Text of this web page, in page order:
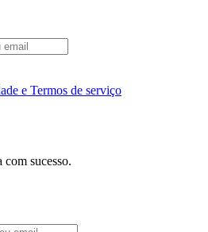
e Termos de serviço
com sucesso.